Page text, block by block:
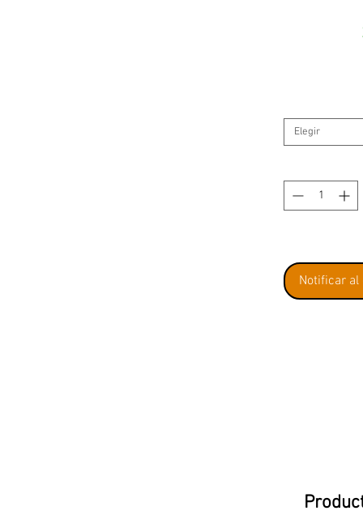
Elegir
Notificar